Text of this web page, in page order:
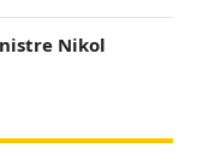
Nikol